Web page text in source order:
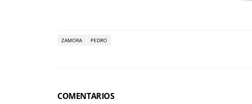
ZAMORA PEDRO
COMENTARIOS